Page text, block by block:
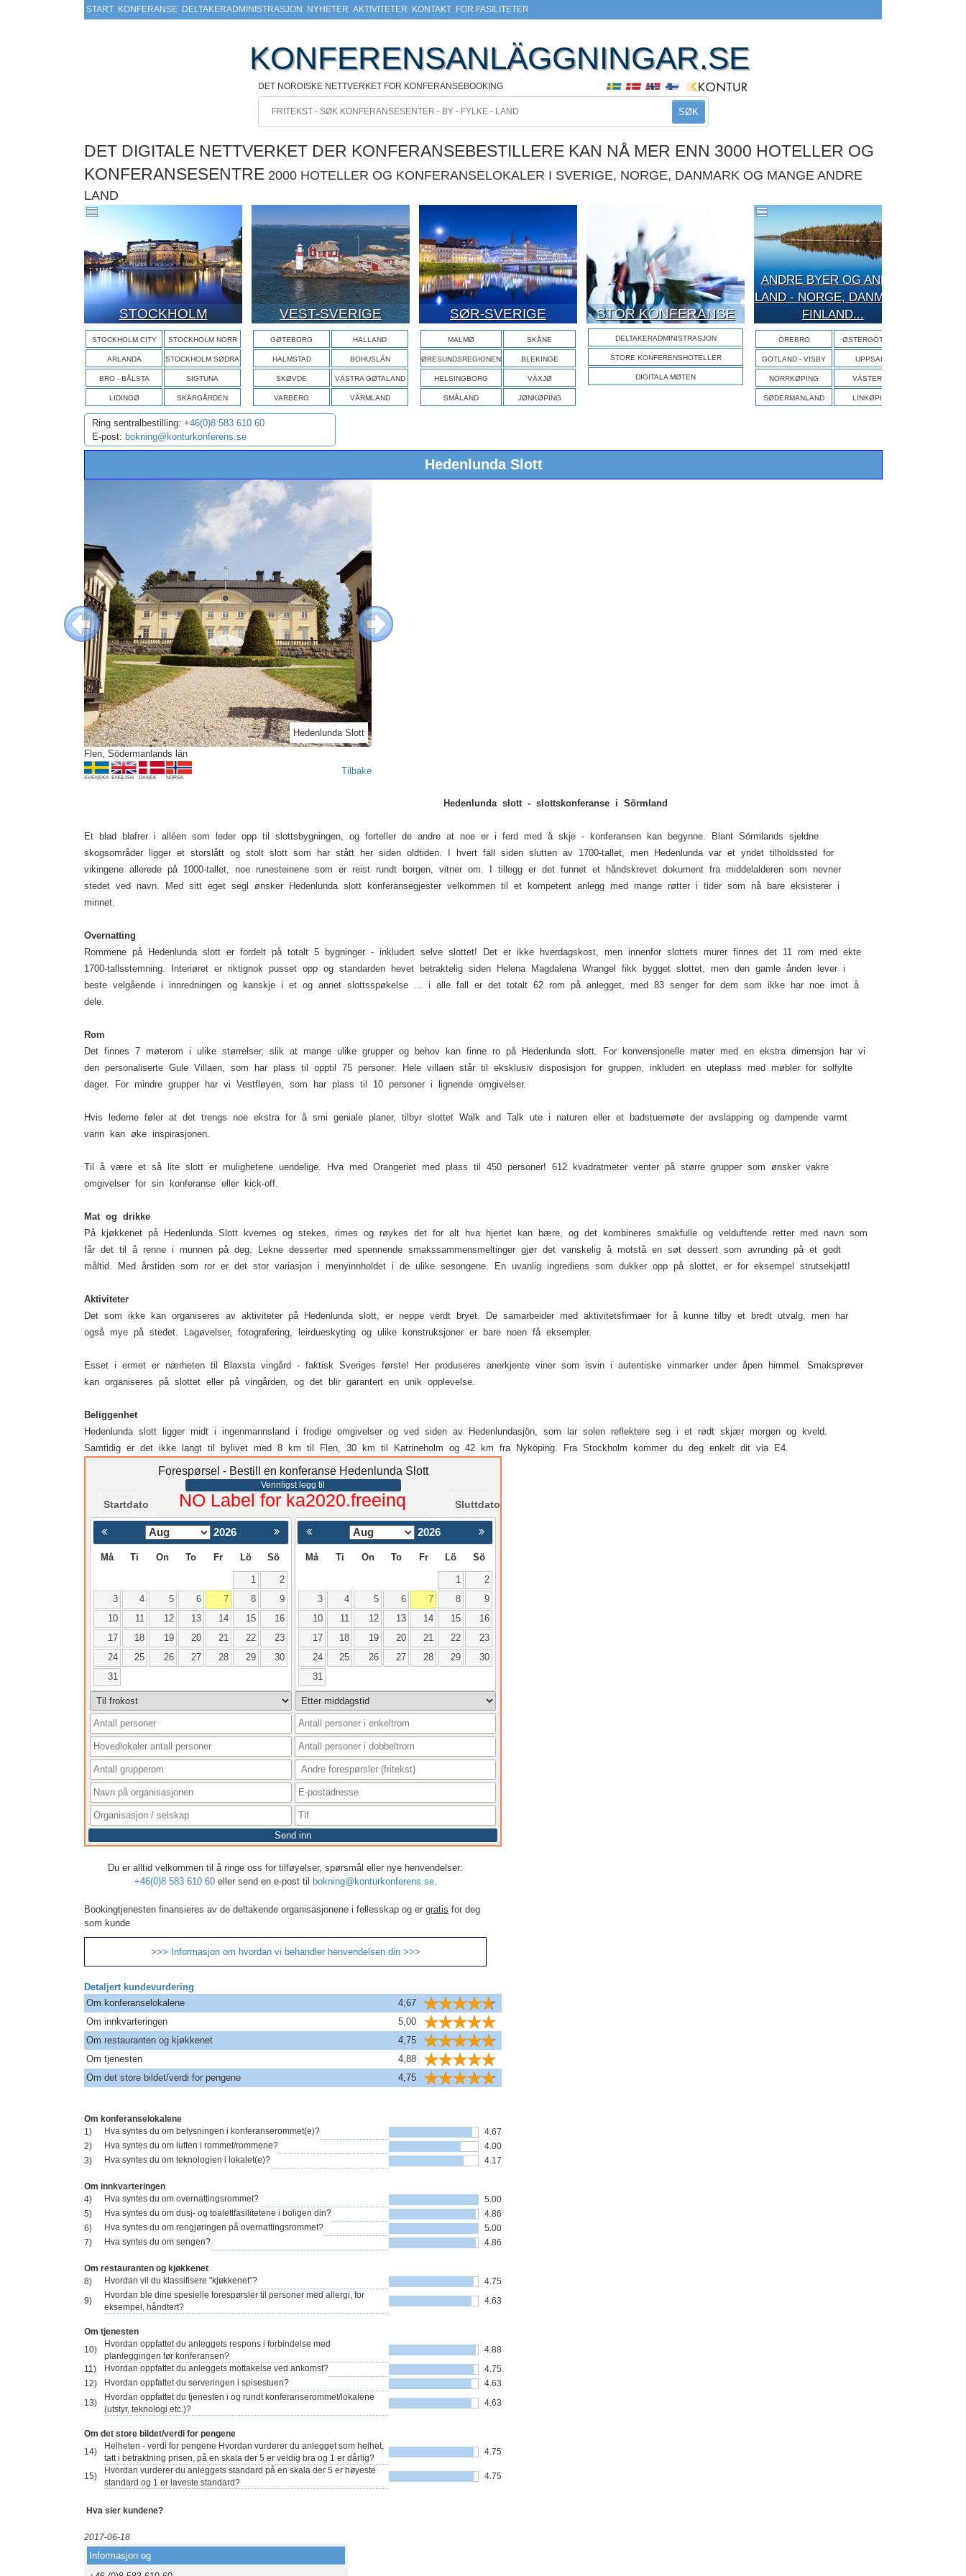
START KONFERANSE DELTAKERADMINISTRASJON NYHETER AKTIVITETER KONTAKT FOR FASILITETER
KONFERENSANLÄGGNINGAR.SE
DET NORDISKE NETTVERKET FOR KONFERANSEBOOKING
SØK
DET DIGITALE NETTVERKET DER KONFERANSEBESTILLERE KAN NÅ MER ENN 3000 HOTELLER OG
KONFERANSESENTRE 2000 HOTELLER OG KONFERANSELOKALER I SVERIGE, NORGE, DANMARK OG MANGE ANDRE
LAND
STOCKHOLM
STOCKHOLM CITY STOCKHOLM NORR
ARLANDA STOCKHOLM SØDRA
BRO - BÅLSTA SIGTUNA
LIDINGØ SKÄRGÅRDEN
VEST-SVERIGE
GØTEBORG HALLAND
HALMSTAD BOHUSLÄN
SKØVDE VÄSTRA GØTALAND
VARBERG VÄRMLAND
SØR-SVERIGE
MALMØ SKÅNE
ØRESUNDSREGIONEN BLEKINGE
HELSINGBORG VÄXJØ
SMÅLAND JØNKØPING
STOR KONFERANSE
DELTAKERADMINISTRASJON
STORE KONFERENSHOTELLER
DIGITALA MØTEN
ANDRE BYER OG ANDRE
LAND - NORGE, DANMARK,
FINLAND...
ÖREBRO ØSTERGÖTLAND
GOTLAND - VISBY UPPSALA
NORRKØPING VÄSTERÅS
SØDERMANLAND LINKØPING
Ring sentralbestilling: +46(0)8 583 610 60
E-post: bokning@konturkonferens.se
Hedenlunda Slott
Previous
Hedenlunda Slott
Next
Flen, Södermanlands län
SVENSKA ENGLISH DANSK NORSK
Tilbake
Hedenlunda slott - slottskonferanse i Sörmland
Et blad blafrer i alléen som leder opp til slottsbygningen, og forteller de andre at noe er i ferd med å skje - konferansen kan begynne. Blant Sörmlands sjeldne
skogsområder ligger et storslått og stolt slott som har stått her siden oldtiden. I hvert fall siden slutten av 1700-tallet, men Hedenlunda var et yndet tilholdssted for
vikingene allerede på 1000-tallet, noe runesteinene som er reist rundt borgen, vitner om. I tillegg er det funnet et håndskrevet dokument fra middelalderen som nevner
stedet ved navn. Med sitt eget segl ønsker Hedenlunda slott konferansegjester velkommen til et kompetent anlegg med mange røtter i tider som nå bare eksisterer i
minnet.
Overnatting
Rommene på Hedenlunda slott er fordelt på totalt 5 bygninger - inkludert selve slottet! Det er ikke hverdagskost, men innenfor slottets murer finnes det 11 rom med ekte
1700-tallsstemning. Interiøret er riktignok pusset opp og standarden hevet betraktelig siden Helena Magdalena Wrangel fikk bygget slottet, men den gamle ånden lever i
beste velgående i innredningen og kanskje i et og annet slottsspøkelse ... i alle fall er det totalt 62 rom på anlegget, med 83 senger for dem som ikke har noe imot å
dele.
Rom
Det finnes 7 møterom i ulike størrelser, slik at mange ulike grupper og behov kan finne ro på Hedenlunda slott. For konvensjonelle møter med en ekstra dimensjon har vi
den personaliserte Gule Villaen, som har plass til opptil 75 personer: Hele villaen står til eksklusiv disposisjon for gruppen, inkludert en uteplass med møbler for solfylte
dager. For mindre grupper har vi Vestfløyen, som har plass til 10 personer i lignende omgivelser.
Hvis lederne føler at det trengs noe ekstra for å smi geniale planer, tilbyr slottet Walk and Talk ute i naturen eller et badstuemøte der avslapping og dampende varmt
vann kan øke inspirasjonen.
Til å være et så lite slott er mulighetene uendelige. Hva med Orangeriet med plass til 450 personer! 612 kvadratmeter venter på større grupper som ønsker vakre
omgivelser for sin konferanse eller kick-off.
Mat og drikke
På kjøkkenet på Hedenlunda Slott kvernes og stekes, rimes og røykes det for alt hva hjertet kan bære, og det kombineres smakfulle og velduftende retter med navn som
får det til å renne i munnen på deg. Lekne desserter med spennende smakssammensmeltinger gjør det vanskelig å motstå en søt dessert som avrunding på et godt
måltid. Med årstiden som ror er det stor variasjon i menyinnholdet i de ulike sesongene. En uvanlig ingrediens som dukker opp på slottet, er for eksempel strutsekjøtt!
Aktiviteter
Det som ikke kan organiseres av aktiviteter på Hedenlunda slott, er neppe verdt bryet. De samarbeider med aktivitetsfirmaer for å kunne tilby et bredt utvalg, men har
også mye på stedet. Lagøvelser, fotografering, leirdueskyting og ulike konstruksjoner er bare noen få eksempler.
Esset i ermet er nærheten til Blaxsta vingård - faktisk Sveriges første! Her produseres anerkjente viner som isvin i autentiske vinmarker under åpen himmel. Smaksprøver
kan organiseres på slottet eller på vingården, og det blir garantert en unik opplevelse.
Beliggenhet
Hedenlunda slott ligger midt i ingenmannsland i frodige omgivelser og ved siden av Hedenlundasjön, som lar solen reflektere seg i et rødt skjær morgen og kveld.
Samtidig er det ikke langt til bylivet med 8 km til Flen, 30 km til Katrineholm og 42 km fra Nyköping. Fra Stockholm kommer du deg enkelt dit via E4.
Forespørsel - Bestill en konferanse Hedenlunda Slott
Vennligst legg til
Startdato NO Label for ka2020.freeinq Sluttdato
2026
Må Ti On To Fr Lö Sö
1
2
3
4 5 6 7 8
9
10
11 12 13 14 15
16
17
18 19 20 21 22
23
24
25 26 27 28 29
30
31
< Föregående Nästa >
2026
Må Ti On To Fr Lö Sö
1
2
3
4 5 6 7 8
9
10
11 12 13 14 15
16
17
18 19 20 21 22
23
24
25 26 27 28 29
30
31
Send inn
Du er alltid velkommen til å ringe oss for tilføyelser, spørsmål eller nye henvendelser:
+46(0)8 583 610 60eller send en e-post til bokning@konturkonferens.se.
Bookingtjenesten finansieres av de deltakende organisasjonene i fellesskap og er gratis for deg
som kunde
>>> Informasjon om hvordan vi behandler henvendelsen din >>>
Detaljert kundevurdering
Om konferanselokalene
4,67
Om innkvarteringen
5,00
Om restauranten og kjøkkenet
4,75
Om tjenesten
4,88
Om det store bildet/verdi for pengene
4,75
Om konferanselokalene
1)
Hva syntes du om belysningen i konferanserommet(e)?
4.67
2)
Hva syntes du om luften i rommet/rommene?
4.00
3)
Hva syntes du om teknologien i lokalet(e)? 4.17
Om innkvarteringen
4)
Hva syntes du om overnattingsrommet?
5.00
5)
Hva syntes du om dusj- og toalettfasilitetene i boligen din?
4.86
6)
Hva syntes du om rengjøringen på overnattingsrommet?
5.00
7)
Hva syntes du om sengen? 4.86
Om restauranten og kjøkkenet
8)
Hvordan vil du klassifisere "kjøkkenet"?
4.75
9)
Hvordan ble dine spesielle forespørsler til personer med allergi, for
eksempel, håndtert?
4.63
Om tjenesten
10)
Hvordan oppfattet du anleggets respons i forbindelse med
planleggingen før konferansen?
4.88
11)
Hvordan oppfattet du anleggets mottakelse ved ankomst?
4.75
12)
Hvordan oppfattet du serveringen i spisestuen?
4.63
13)
Hvordan oppfattet du tjenesten i og rundt konferanserommet/lokalene
(utstyr, teknologi etc.)?
4.63
Om det store bildet/verdi for pengene
14)
Helheten - verdi for pengene Hvordan vurderer du anlegget som helhet,
tatt i betraktning prisen, på en skala der 5 er veldig bra og 1 er dårlig?
4.75
15)
Hvordan vurderer du anleggets standard på en skala der 5 er høyeste
standard og 1 er laveste standard?
4.75
Hva sier kundene?
2017-06-18
Informasjon og